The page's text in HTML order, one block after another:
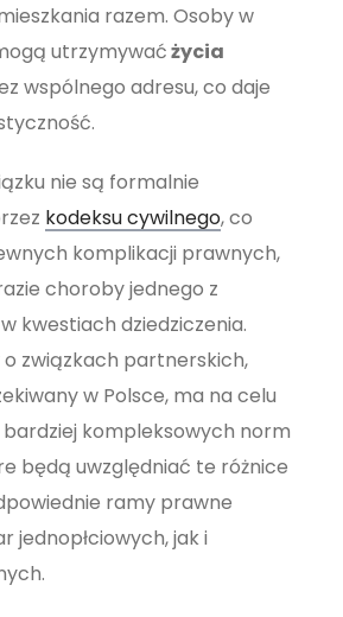
razem. Osoby w
utrzymywaćżycia
wspólnego adresu, co daje
nie są formalnie
kodeksu cywilnego, co
komplikacji prawnych,
choroby jednego z
kwestiach dziedziczenia.
związkach partnerskich,
w Polsce, ma na celu
kompleksowych norm
będą uwzględniać te różnice
ramy prawne
jednopłciowych, jak i